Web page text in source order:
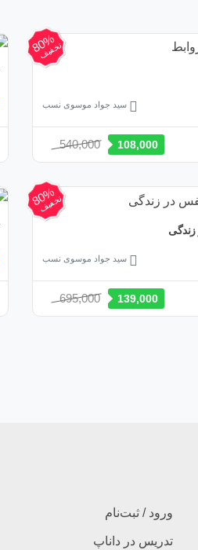
80%
تخفیف
سید جواد موسوی نسب
540,000
قیمت
اصلی:
بود.
108,000
قیمت
فعلی:
80%
تخفیف
سید جواد موسوی نسب
695,000
قیمت
اصلی:
139,000
قیمت
فعلی:
ورود / ثبت‌نام
تدریس در داناپ